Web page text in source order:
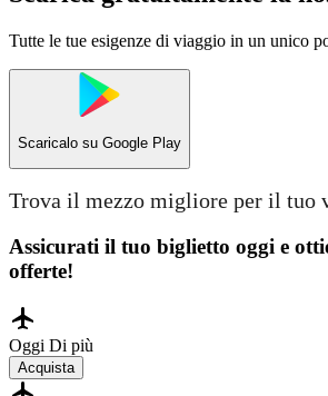
Tutte le tue esigenze di viaggio in un unico
Scaricalo su Google Play
Trova il mezzo migliore per il tuo
Assicurati il ​​tuo biglietto oggi e
offerte!
Oggi Di più
Acquista